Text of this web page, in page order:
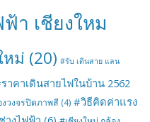
า เชียงใหม
หม่ (20) #รับ เดินสาย แลน
าคาเดินสายไฟในบ้าน 2562
วงจรปิดภาพสี (4) #วิธีคิดค่าแรง